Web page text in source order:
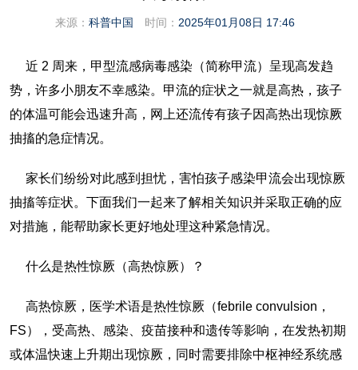
来源： 科普中国 时间： 2025年01月08日 17:46
近 2 周来，甲型流感病毒感染（简称甲流）呈现高发趋
势，许多小朋友不幸感染。甲流的症状之一就是高热，孩子
的体温可能会迅速升高，网上还流传有孩子因高热出现惊厥
抽搐的急症情况。
家长们纷纷对此感到担忧，害怕孩子感染甲流会出现惊厥
抽搐等症状。下面我们一起来了解相关知识并采取正确的应
对措施，能帮助家长更好地处理这种紧急情况。
什么是热性惊厥（高热惊厥）？
高热惊厥，医学术语是热性惊厥（febrile convulsion，
FS），受高热、感染、疫苗接种和遗传等影响，在发热初期
或体温快速上升期出现惊厥，同时需要排除中枢神经系统感